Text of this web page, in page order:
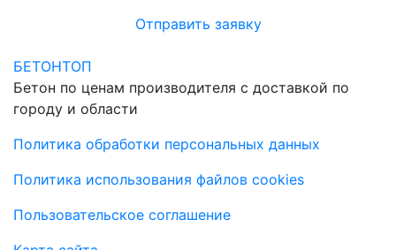
Отправить заявку
БЕТОНТОП
Бетон по ценам производителя с доставкой по
городу и области
Политика обработки персональных данных
Политика использования файлов cookies
Пользовательское соглашение